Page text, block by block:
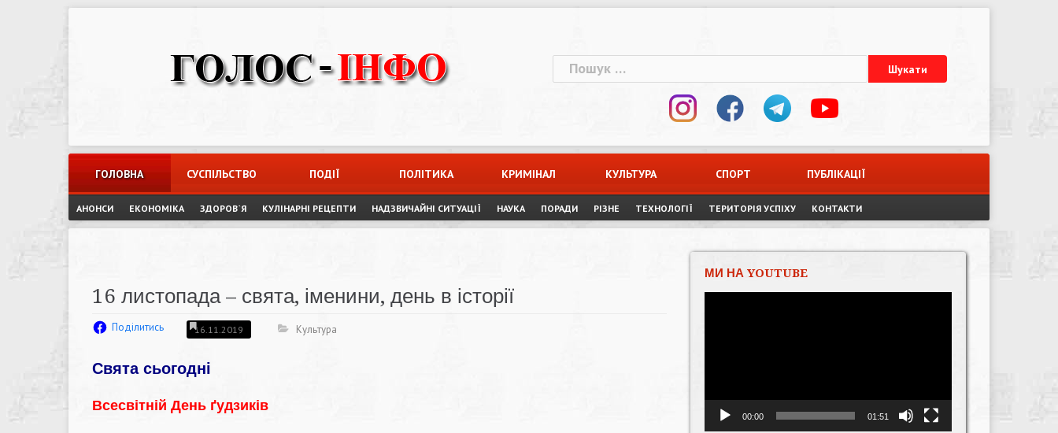
Пошук:
ГОЛОВНА СУСПІЛЬСТВО ПОДІЇ ПОЛІТИКА КРИМІНАЛ КУЛЬТУРА СПОРТ ПУБЛІКАЦІЇ
АНОНСИ ЕКОНОМІКА ЗДОРОВ`Я КУЛІНАРНІ РЕЦЕПТИ НАДЗВИЧАЙНІ СИТУАЦІЇ НАУКА ПОРАДИ РІЗНЕ ТЕХНОЛОГІЇ ТЕРИТОРІЯ УСПІХУ КОНТАКТИ
16 листопада – свята, іменини, день в історії
Поділитись 16.11.2019 Культура
Свята сьогодні
Всесвітній День ґудзиків
МИ НА YOUTUBE
00:00 01:51